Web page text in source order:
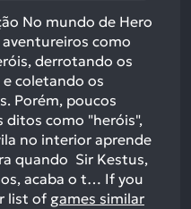
No mundo de Hero
como
derrotando os
coletando os
Porém, poucos
ditos como "heróis",
no interior aprende
quando Sir Kestus,
acaba o t… If you
list of games similar